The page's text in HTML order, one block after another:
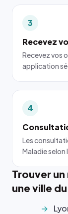
3
Recevez
Recevez vos
application
4
Les
Maladie
Trouver
une ville